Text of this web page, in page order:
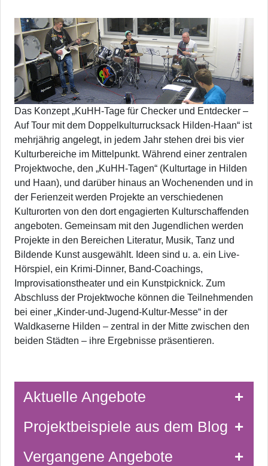
Das Konzept „KuHH-Tage für Checker und Entdecker –
Auf Tour mit dem Doppelkulturrucksack Hilden-Haan“ ist
mehrjährig angelegt, in jedem Jahr stehen drei bis vier
Kulturbereiche im Mittelpunkt. Während einer zentralen
Projektwoche, den „KuHH-Tagen“ (Kulturtage in Hilden
und Haan), und darüber hinaus an Wochenenden und in
der Ferienzeit werden Projekte an verschiedenen
Kulturorten von den dort engagierten Kulturschaffenden
angeboten. Gemeinsam mit den Jugendlichen werden
Projekte in den Bereichen Literatur, Musik, Tanz und
Bildende Kunst ausgewählt. Ideen sind u. a. ein Live-
Hörspiel, ein Krimi-Dinner, Band-Coachings,
Improvisationstheater und ein Kunstpicknick. Zum
Abschluss der Projektwoche können die Teilnehmenden
bei einer „Kinder-und-Jugend-Kultur-Messe“ in der
Waldkaserne Hilden – zentral in der Mitte zwischen den
beiden Städten – ihre Ergebnisse präsentieren.
Aktuelle Angebote
Projektbeispiele aus dem Blog
Vergangene Angebote